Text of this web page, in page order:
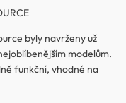
byly navrženy už
modelům.
funkční, vhodné na